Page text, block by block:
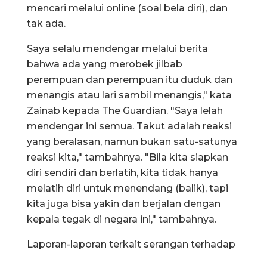
mencari melalui online (soal bela diri), dan
tak ada.
Saya selalu mendengar melalui berita
bahwa ada yang merobek jilbab
perempuan dan perempuan itu duduk dan
menangis atau lari sambil menangis," kata
Zainab kepada The Guardian. "Saya lelah
mendengar ini semua. Takut adalah reaksi
yang beralasan, namun bukan satu-satunya
reaksi kita," tambahnya. "Bila kita siapkan
diri sendiri dan berlatih, kita tidak hanya
melatih diri untuk menendang (balik), tapi
kita juga bisa yakin dan berjalan dengan
kepala tegak di negara ini," tambahnya.
Laporan-laporan terkait serangan terhadap